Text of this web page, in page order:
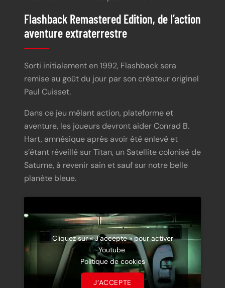
Flashback Remastered Edition, de l’action
aventure extraterrestre
Sorti initialement en 1992, Flashback sera
remise au goût du jour par son créateur originel
Paul Cuisset.
Dans ce jeu mélant action, plateforme et
aventure, les joueurs devront aider Conrad B.
Hart, amnésique après avoir été enlevé et
s’étant réveillé sur Titan, un Satellite colonisé de
Saturne, à revenir sain et sauf sur notre belle
planète bleue.
Cliquez sur « J’accepte » pour activer
Youtube
Politique de cookies
J’ACCEPTE